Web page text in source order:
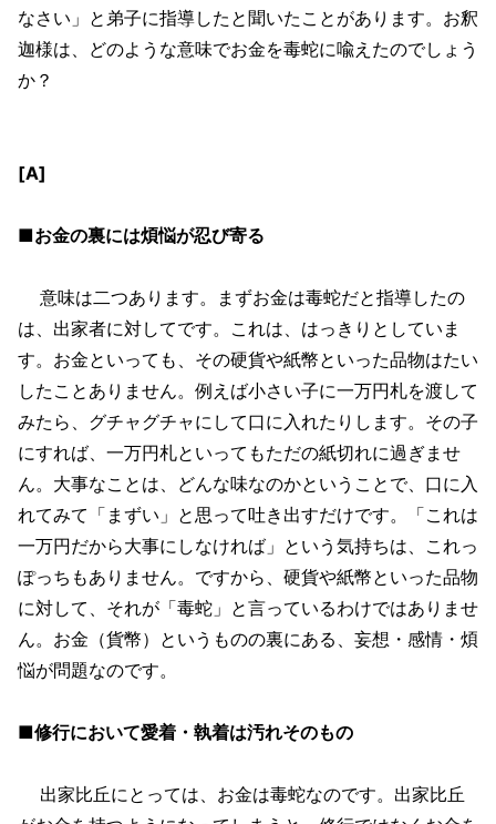
なさい」と弟子に指導したと聞いたことがあります。お釈
迦様は、どのような意味でお金を毒蛇に喩えたのでしょう
か？
[A]
■お金の裏には煩悩が忍び寄る
意味は二つあります。まずお金は毒蛇だと指導したの
は、出家者に対してです。これは、はっきりとしていま
す。お金といっても、その硬貨や紙幣といった品物はたい
したことありません。例えば小さい子に一万円札を渡して
みたら、グチャグチャにして口に入れたりします。その子
にすれば、一万円札といってもただの紙切れに過ぎませ
ん。大事なことは、どんな味なのかということで、口に入
れてみて「まずい」と思って吐き出すだけです。「これは
一万円だから大事にしなければ」という気持ちは、これっ
ぽっちもありません。ですから、硬貨や紙幣といった品物
に対して、それが「毒蛇」と言っているわけではありませ
ん。お金（貨幣）というものの裏にある、妄想・感情・煩
悩が問題なのです。
■修行において愛着・執着は汚れそのもの
出家比丘にとっては、お金は毒蛇なのです。出家比丘